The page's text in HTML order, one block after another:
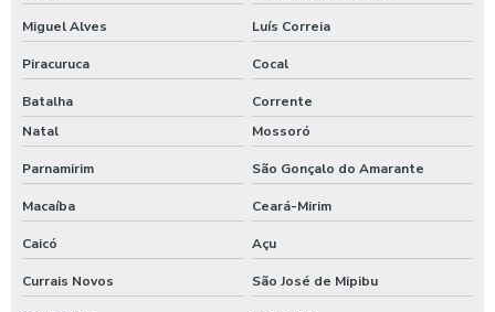
Miguel Alves Luís Correia
Piracuruca Cocal
Batalha
Corrente
Natal
Mossoró
Parnamirim São Gonçalo do Amarante
Macaíba Ceará-Mirim
Caicó Açu
Currais Novos São José de Mipibu